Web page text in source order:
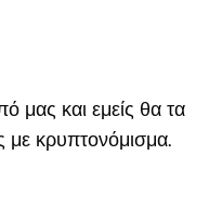
μας και εμείς θα τα
κρυπτονόμισμα.